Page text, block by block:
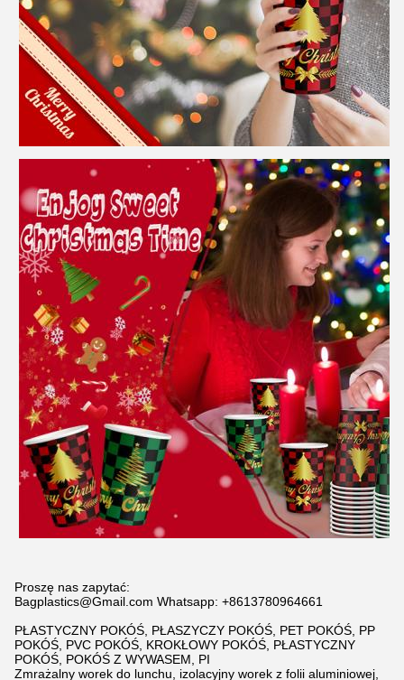
Zatwierdź
Proszę nas zapytać:
Bagplastics@Gmail.com Whatsapp: +8613780964661
PŁASTYCZNY POKÓŚ, PŁASZYCZY POKÓŚ, PET POKÓŚ, PP
POKÓŚ, PVC POKÓŚ, KROKŁOWY POKÓŚ, PŁASTYCZNY
POKÓŚ, POKÓŚ Z WYWASEM, PI
Zmrażalny worek do lunchu, izolacyjny worek z folii aluminiowej,